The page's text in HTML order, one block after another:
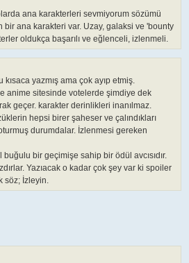
ana karakterleri sevmiyorum sözümü
ana karakteri var. Uzay, galaksi ve 'bounty
oldukça başarılı ve eğlenceli, izlenmeli.
yazmış ama çok ayıp etmiş.
anime sitesinde votelerde şimdiye dek
geçer. karakter derinlikleri inanılmaz.
hepsi birer şaheser ve çalındıkları
durumdalar. İzlenmesi gereken
bir geçimişe sahip bir ödül avcısıdır.
Yazıacak o kadar çok şey var ki spoiler
söz; İzleyin.